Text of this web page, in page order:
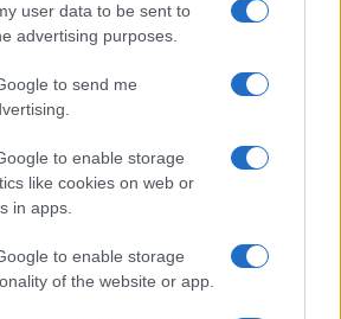
user data to be sent to
advertising purposes.
to send me
to enable storage
like cookies on web or
in apps.
to enable storage
of the website or app.
nanoSIM nanoSIM
Van
Globális
120 Hz
Front/back glass &
Nincs Nincs